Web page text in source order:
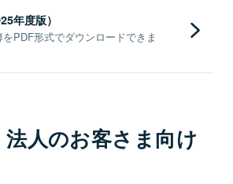
年度版）
PDF形式でダウンロードできま
法人のお客さま向け